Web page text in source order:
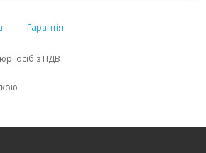
Гарантія
осіб з ПДВ